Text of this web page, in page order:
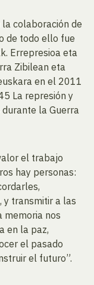
colaboración de
de todo ello fue
Errepresioa eta
Zibilean eta
en el 2011
La represión y
la Guerra
el trabajo
hay personas:
y transmitir a las
memoria nos
en la paz,
el pasado
el futuro”.